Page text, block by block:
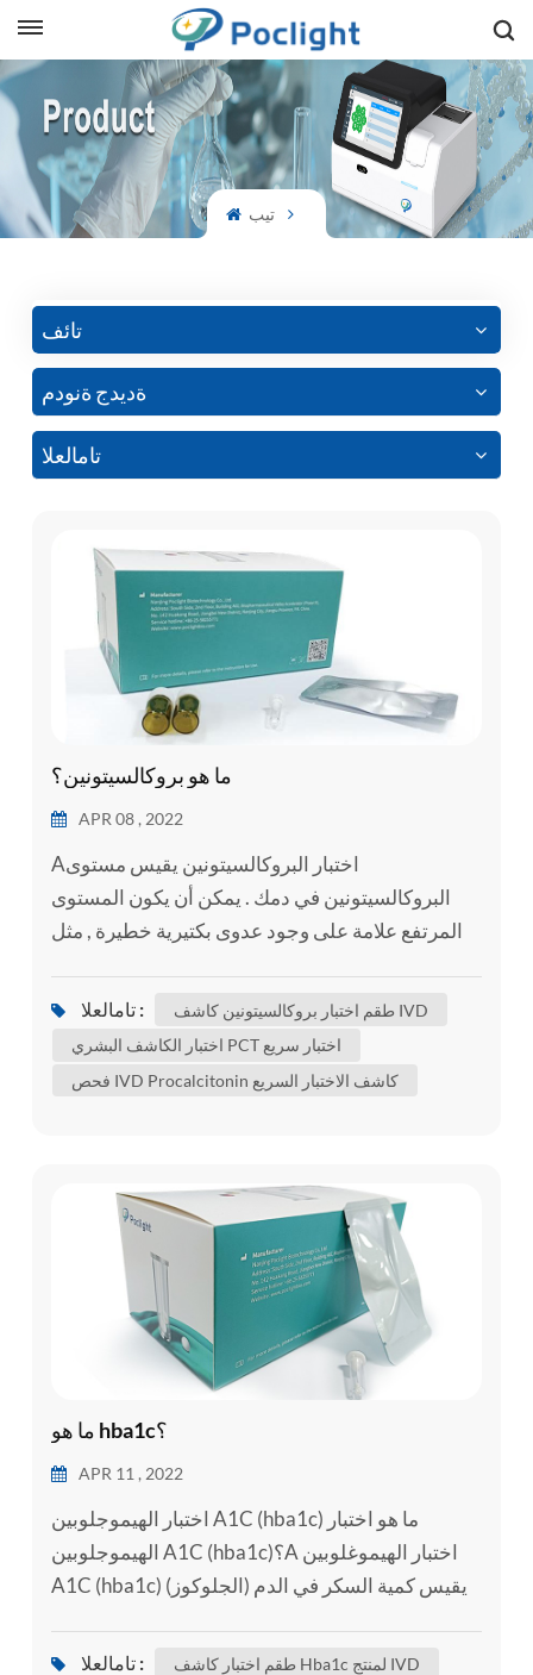
تيب
تائف
ةديدج ةنودم
تامالعلا
ما هو بروكالسيتونين؟
APR 08 , 2022
Aاختبار البروكالسيتونين يقيس مستوى
البروكالسيتونين في دمك . يمكن أن يكون المستوى
المرتفع علامة على وجود عدوى بكتيرية خطيرة , مثل
للعدوى . يحدث الإنتان عندما العدوى في منطقة واحدة
مجرى الدم . وهذا يؤدي إلى رد فعل مناعي شديد .
ويمكن أن يسبب تسارع ضربات القلب , ضيق التنفس ,
تامالعلا :
طقم اختبار بروكالسيتونين كاشف IVD
اختبار الكاشف البشري PCT اختبار سريع
فحص IVD Procalcitonin كاشف الاختبار السريع
ما هو hba1c؟
APR 11 , 2022
اختبار الهيموجلوبين A1C (hba1c) ما هو اختبار
الهيموجلوبين A1C (hba1c)؟A اختبار الهيموغلوبين
A1C (hba1c) يقيس كمية السكر في الدم (الجلوكوز)
الدم الحمراء الذي ينقل الأكسجين من رئتيك إلى باقي
تامالعلا :
طقم اختبار كاشف Hba1c لمنتج IVD